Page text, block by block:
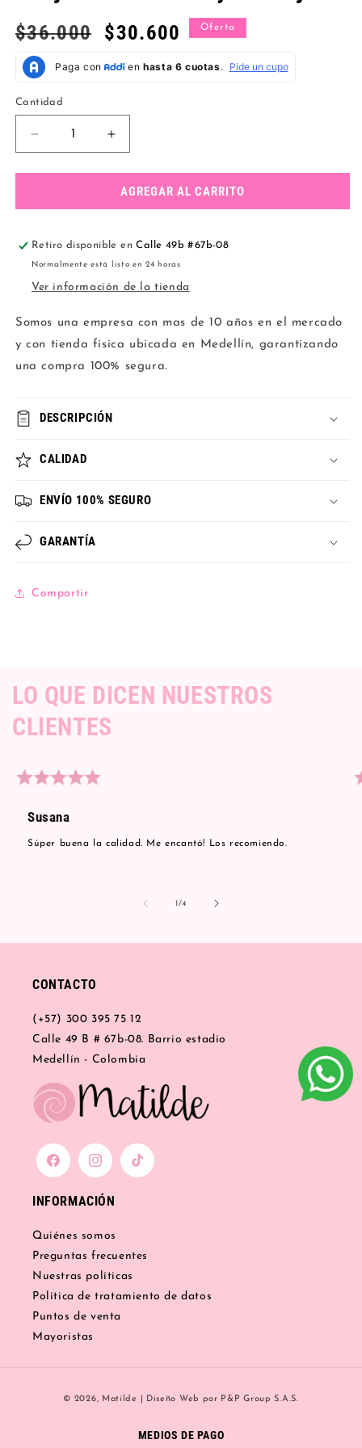
Precio
$36.000
Precio
oferta
$30.600 Oferta
Cantidad
Reducir
cantidad
para
basico
rojo
Aumentar
cantidad
para
Conjunto
basico
rojo
AGREGAR AL CARRITO
Retiro disponible enCalle 49b #67b-08
Normalmente está listo en 24 horas
Ver información de la tienda
Somos una empresa con mas de 10 años en el mercado
y con tienda física ubicada en Medellín, garantizando
una compra 100% segura.
DESCRIPCIÓN
CALIDAD
ENVÍO 100% SEGURO
GARANTÍA
Compartir
LO QUE DICEN NUESTROS
CLIENTES
Susana
Súper buena la calidad. Me encantó! Los recomiendo.
1/de
4
CONTACTO
(+57) 300 395 75 12
Calle 49 B # 67b-08. Barrio estadio
Medellín - Colombia
FacebookInstagramTikTok
INFORMACIÓN
Quiénes somos
Preguntas frecuentes
Nuestras políticas
Política de tratamiento de datos
Puntos de venta
Mayoristas
pago
© 2026, Matilde Diseño Web por P&P Group S.A.S.
MEDIOS DE PAGO